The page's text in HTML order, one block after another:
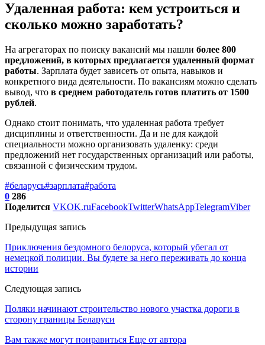
Удаленная работа: кем устроиться и
сколько можно заработать?
На агрегаторах по поиску вакансий мы нашли более 800
предложений, в которых предлагается удаленный формат
работы. Зарплата будет зависеть от опыта, навыков и
конкретного вида деятельности. По вакансиям можно сделать
вывод, что в среднем работодатель готов платить от 1500
рублей.
Однако стоит понимать, что удаленная работа требует
дисциплины и ответственности. Да и не для каждой
специальности можно организовать удаленку: среди
предложений нет государственных организаций или работы,
связанной с физическим трудом.
#беларусь#зарплата#работа
0 286
Поделится VKOK.ruFacebookTwitterWhatsAppTelegramViber
Предыдущая запись
Приключения бездомного белоруса, который убегал от
немецкой полиции. Вы будете за него переживать до конца
истории
Следующая запись
Поляки начинают строительство нового участка дороги в
сторону границы Беларуси
Вам также могут понравиться Еще от автора